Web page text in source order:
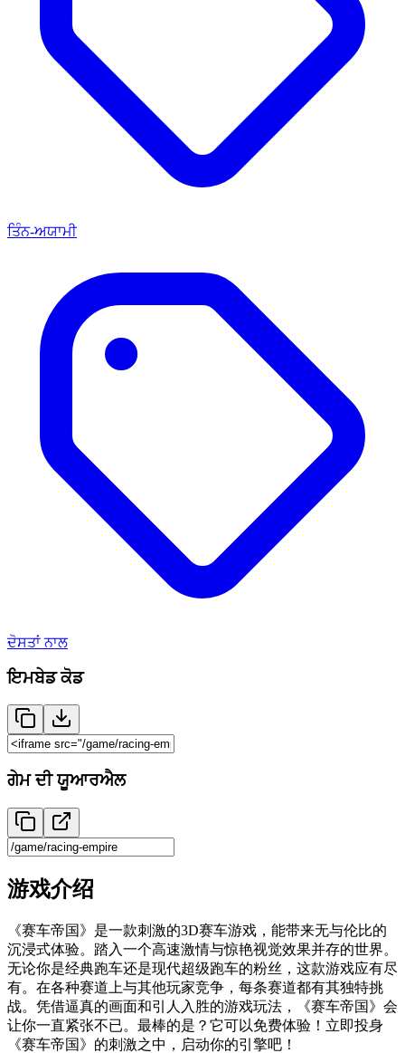
ਤਿੰਨ-ਅਯਾਮੀ
ਦੋਸਤਾਂ ਨਾਲ
ਇਮਬੇਡ ਕੋਡ
ਗੇਮ ਦੀ ਯੂਆਰਐਲ
游戏介绍
《赛车帝国》是一款刺激的3D赛车游戏，能带来无与伦比的
沉浸式体验。踏入一个高速激情与惊艳视觉效果并存的世界。
无论你是经典跑车还是现代超级跑车的粉丝，这款游戏应有尽
有。在各种赛道上与其他玩家竞争，每条赛道都有其独特挑
战。凭借逼真的画面和引人入胜的游戏玩法，《赛车帝国》会
让你一直紧张不已。最棒的是？它可以免费体验！立即投身
《赛车帝国》的刺激之中，启动你的引擎吧！